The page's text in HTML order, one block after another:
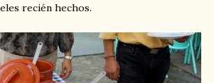
recién hechos.